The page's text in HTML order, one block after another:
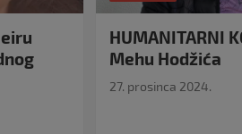
HUMANITARNI
Mehu Hodžića
27. prosinca 2024.